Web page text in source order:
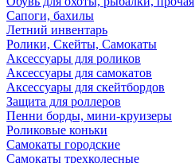
Сапоги, бахилы
Летний инвентарь
Ролики, Скейты, Самокаты
Аксессуары для роликов
Аксессуары для самокатов
Аксессуары для скейтбордов
Защита для роллеров
Пенни борды, мини-круизеры
Роликовые коньки
Самокаты городские
Самокаты трехколесные